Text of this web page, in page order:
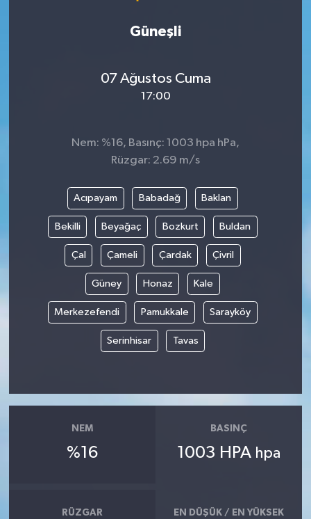
Güneşli
07 Ağustos Cuma
17:00
Nem: %16, Basınç: 1003 hpa hPa,
Rüzgar: 2.69 m/s
Acıpayam Babadağ Baklan
Bekilli Beyağaç Bozkurt Buldan
Çal Çameli Çardak Çivril
Güney Honaz Kale
Merkezefendi Pamukkale Sarayköy
Serinhisar Tavas
NEM
%16
BASINÇ
1003 HPA hpa
RÜZGAR EN DÜŞÜK / EN YÜKSEK
Kültür ve Sanat
Sivil Toplum
Tarım
Bilim ve Teknoloji
Güvenlik
Resmi İlanlar